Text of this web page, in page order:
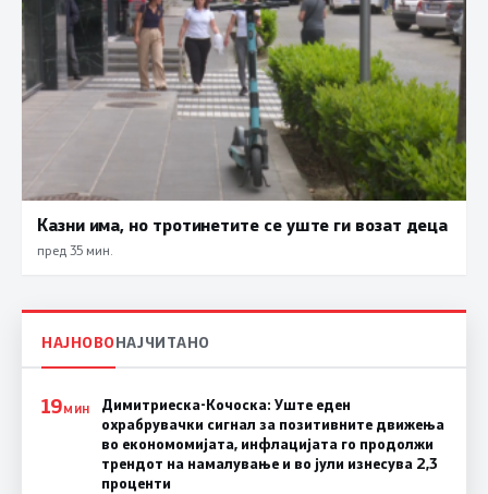
Казни има, но тротинетите се уште ги возат деца
пред 35 мин.
НАЈНОВОНАЈЧИТАНО
19МИН
Димитриеска-Кочоска: Уште еден
охрабрувачки сигнал за позитивните движења
во економомијата, инфлацијата го продолжи
трендот на намалување и во јули изнесува 2,3
проценти